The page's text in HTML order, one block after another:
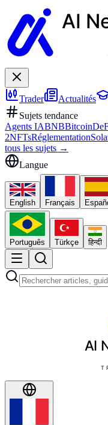
AI
Trader Actualités
Sujets tendance
Agents IABNBBitcoin
2NFTsRéglementation
tous les sujets →
Langue
English Français
Português Türkçe हिन्दी
AI